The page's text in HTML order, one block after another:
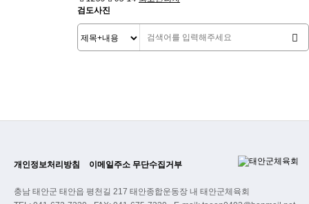
검도사진
개인정보처리방침 이메일주소 무단수집거부
충남 태안군 태안읍 평천길 217 태안종합운동장 내 태안군체육회